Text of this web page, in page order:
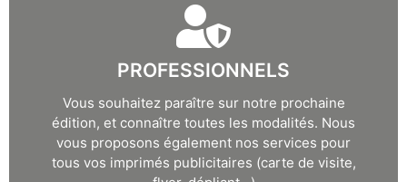
PROFESSIONNELS
Vous souhaitez paraître sur notre prochaine
édition, et connaître toutes les modalités. Nous
vous proposons également nos services pour
tous vos imprimés publicitaires (carte de visite,